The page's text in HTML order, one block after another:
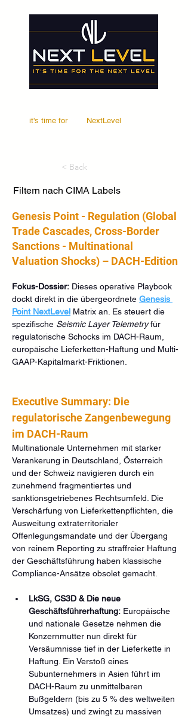
it's time for NextLevel
< Back
Filtern nach CIMA Labels
Genesis Point - Regulation (Global
Trade Cascades, Cross-Border
Sanctions - Multinational
Valuation Shocks) – DACH-Edition
Fokus-Dossier: Dieses operative Playbook
dockt direkt in die übergeordnete Genesis
Point NextLevel Matrix an. Es steuert die
spezifische Seismic Layer Telemetry für
regulatorische Schocks im DACH-Raum,
europäische Lieferketten-Haftung und Multi-
GAAP-Kapitalmarkt-Friktionen.
Executive Summary: Die
regulatorische Zangenbewegung
im DACH-Raum
Multinationale Unternehmen mit starker
Verankerung in Deutschland, Österreich
und der Schweiz navigieren durch ein
zunehmend fragmentiertes und
sanktionsgetriebenes Rechtsumfeld. Die
Verschärfung von Lieferkettenpflichten, die
Ausweitung extraterritorialer
Offenlegungsmandate und der Übergang
von reinem Reporting zu straffreier Haftung
der Geschäftsführung haben klassische
Compliance-Ansätze obsolet gemacht.
LkSG, CS3D & Die neue
Geschäftsführerhaftung: Europäische
und nationale Gesetze nehmen die
Konzernmutter nun direkt für
Versäumnisse tief in der Lieferkette in
Haftung. Ein Verstoß eines
Subunternehmers in Asien führt im
DACH-Raum zu unmittelbaren
Bußgeldern (bis zu 5 % des weltweiten
Umsatzes) und zwingt zu massiven